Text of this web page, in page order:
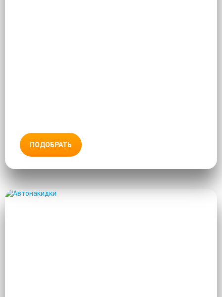
ПОДОБРАТЬ